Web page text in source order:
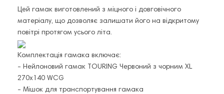
Цей гамак виготовлений з міцного і довговічного
матеріалу, що дозволяє залишати його на відкритому
повітрі протягом усього літа.
Комплектація гамака включає:
- Нейлоновий гамак TOURING Червоний з чорним XL
270х140 WCG
- Мішок для транспортування гамака